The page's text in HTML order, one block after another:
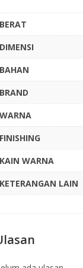
BERAT
DIMENSI
BAHAN
BRAND
WARNA
FINISHING
KAIN WARNA
KETERANGAN LAIN